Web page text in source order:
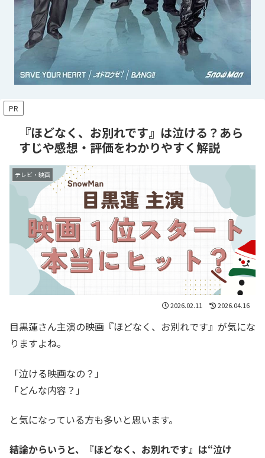
PR
『ほどなく、お別れです』は泣ける？あら
すじや感想・評価をわかりやすく解説
テレビ・映画
2026.02.11 2026.04.16
目黒蓮さん主演の映画『ほどなく、お別れです』が気にな
りますよね。
「泣ける映画なの？」
「どんな内容？」
と気になっている方も多いと思います。
結論からいうと、『ほどなく、お別れです』は“泣け